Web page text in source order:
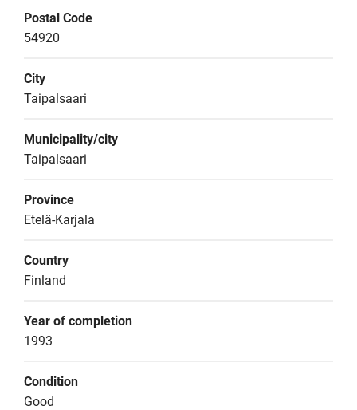
Postal Code
54920
City
Taipalsaari
Municipality/city
Taipalsaari
Province
Etelä-Karjala
Country
Finland
Year of completion
1993
Condition
Good